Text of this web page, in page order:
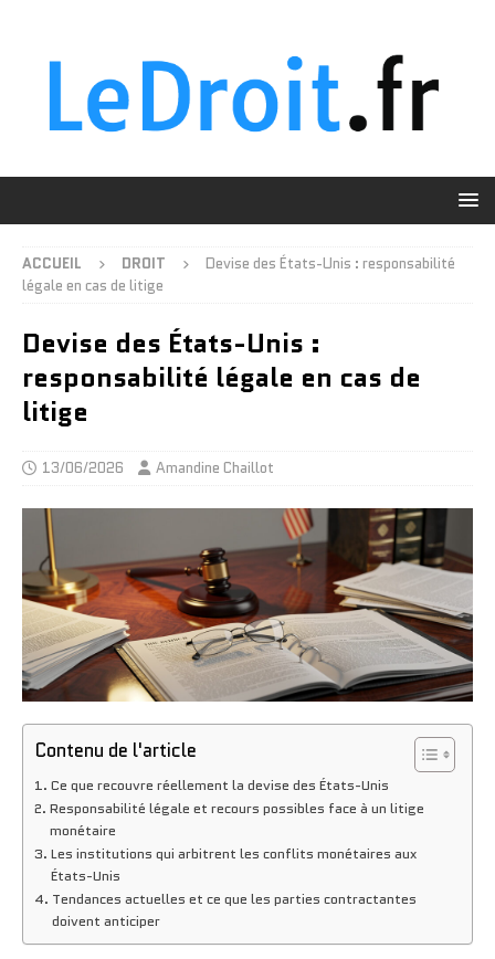
ACCUEIL DROIT
Devise des États-Unis : responsabilité
légale en cas de litige
Devise des États-Unis :
responsabilité légale en cas de
litige
13/06/2026 Amandine Chaillot
Contenu de l'article
Ce que recouvre réellement la devise des États-Unis
Responsabilité légale et recours possibles face à un litige
monétaire
Les institutions qui arbitrent les conflits monétaires aux
États-Unis
Tendances actuelles et ce que les parties contractantes
doivent anticiper